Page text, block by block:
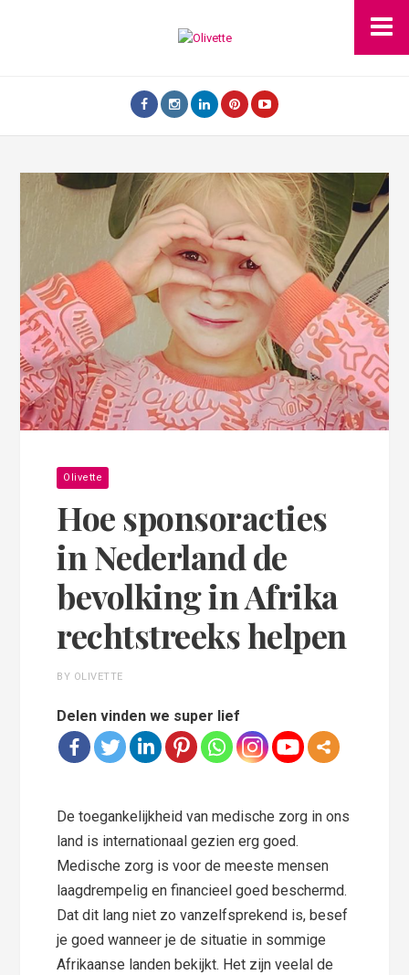
Olivette
Hoe sponsoracties
in Nederland de
bevolking in Afrika
rechtstreeks helpen
BY OLIVETTE
Delen vinden we super lief
De toegankelijkheid van medische zorg in ons
land is internationaal gezien erg goed.
Medische zorg is voor de meeste mensen
laagdrempelig en financieel goed beschermd.
Dat dit lang niet zo vanzelfsprekend is, besef
je goed wanneer je de situatie in sommige
Afrikaanse landen bekijkt. Het zijn veelal de